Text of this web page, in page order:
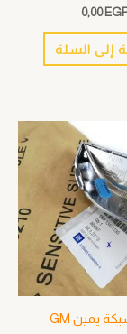
0,00
إلى السلة
حلية شبكة يمين GM